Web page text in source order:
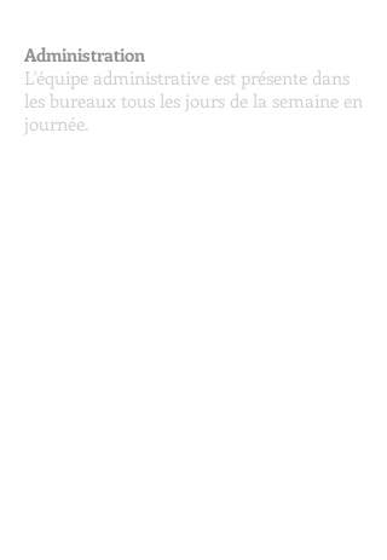
Administration
L'équipe administrative est présente dans
les bureaux tous les jours de la semaine en
journée.